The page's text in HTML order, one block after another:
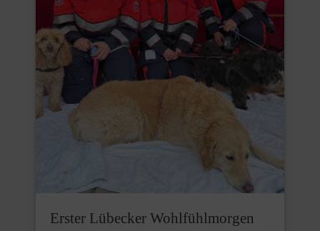
Erster Lübecker Wohlfühlmorgen